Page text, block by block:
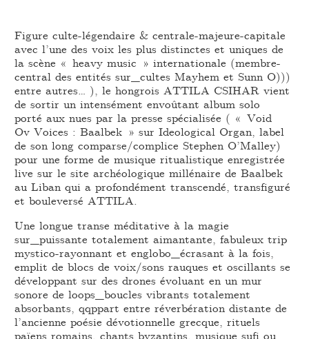
Figure culte-légendaire & centrale-majeure-capitale
avec l’une des voix les plus distinctes et uniques de
la scène « heavy music » internationale (membre-
central des entités sur_cultes Mayhem et Sunn O)))
entre autres… ), le hongrois ATTILA CSIHAR vient
de sortir un intensément envoûtant album solo
porté aux nues par la presse spécialisée ( « Void
Ov Voices : Baalbek » sur Ideological Organ, label
de son long comparse/complice Stephen O’Malley)
pour une forme de musique ritualistique enregistrée
live sur le site archéologique millénaire de Baalbek
au Liban qui a profondément transcendé, transfiguré
et bouleversé ATTILA.
Une longue transe méditative à la magie
sur_puissante totalement aimantante, fabuleux trip
mystico-rayonnant et englobo_écrasant à la fois,
emplit de blocs de voix/sons rauques et oscillants se
développant sur des drones évoluant en un mur
sonore de loops_boucles vibrants totalement
absorbants, qqppart entre réverbération distante de
l’ancienne poésie dévotionnelle grecque, rituels
païens romains, chants byzantins, musique sufi ou